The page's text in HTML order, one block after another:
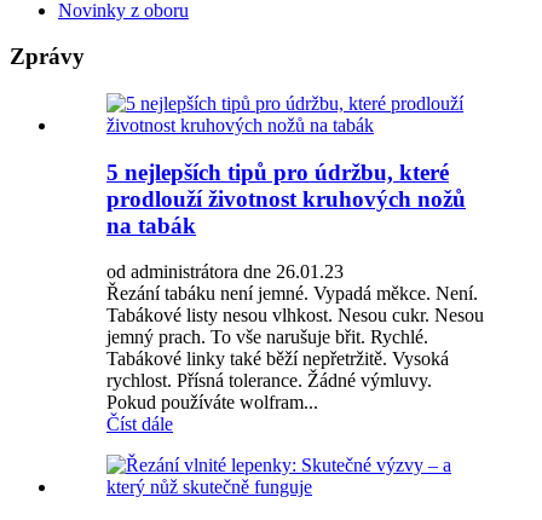
Novinky z oboru
Zprávy
5 nejlepších tipů pro údržbu, které
prodlouží životnost kruhových nožů
na tabák
od administrátora dne 26.01.23
Řezání tabáku není jemné. Vypadá měkce. Není.
Tabákové listy nesou vlhkost. Nesou cukr. Nesou
jemný prach. To vše narušuje břit. Rychlé.
Tabákové linky také běží nepřetržitě. Vysoká
rychlost. Přísná tolerance. Žádné výmluvy.
Pokud používáte wolfram...
Číst dále